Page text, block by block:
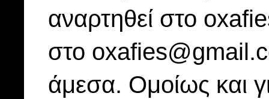
αναρτηθεί στο
στο
άμεσα. Ομοίως και